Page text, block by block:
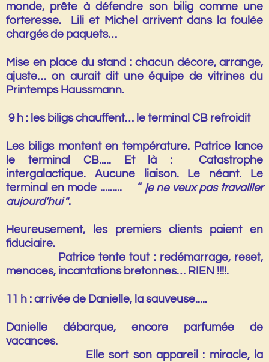
monde, prête à défendre son bilig comme une
forteresse. Lili et Michel arrivent dans la foulée
chargés de paquets…
Mise en place du stand : chacun décore, arrange,
ajuste… on aurait dit une équipe de vitrines du
Printemps Haussmann.
9 h : les biligs chauffent… le terminal CB refroidit
Les biligs montent en température. Patrice lance
le terminal CB..... Et là : Catastrophe
intergalactique. Aucune liaison. Le néant. Le
terminal en mode ......... “ je ne veux pas travailler
aujourd’hui”.
Heureusement, les premiers clients paient en
fiduciaire.
Patrice tente tout : redémarrage, reset,
menaces, incantations bretonnes… RIEN !!!!.
11 h : arrivée de Danielle, la sauveuse.....
Danielle débarque, encore parfumée de
vacances.
Elle sort son appareil : miracle, la